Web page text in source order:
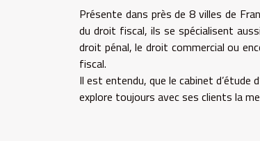
Présente dans près de 8 villes de
du droit fiscal, ils se spécialisent
droit pénal, le droit commercial ou
fiscal.
Il est entendu, que le cabinet d’étude
explore toujours avec ses clients la